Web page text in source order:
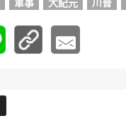
軍事 大紀元 川普